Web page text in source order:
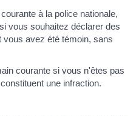
à la police nationale,
vous souhaitez déclarer des
avez été témoin, sans
courante si vous n'êtes pas
une infraction.